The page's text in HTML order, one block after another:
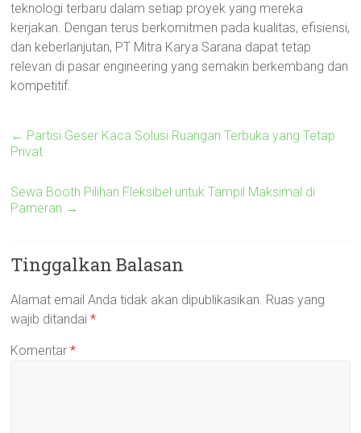
teknologi terbaru dalam setiap proyek yang mereka
kerjakan. Dengan terus berkomitmen pada kualitas, efisiensi,
dan keberlanjutan, PT Mitra Karya Sarana dapat tetap
relevan di pasar engineering yang semakin berkembang dan
kompetitif.
← Partisi Geser Kaca Solusi Ruangan Terbuka yang Tetap
Privat
Sewa Booth Pilihan Fleksibel untuk Tampil Maksimal di
Pameran →
Tinggalkan Balasan
Alamat email Anda tidak akan dipublikasikan. Ruas yang
wajib ditandai*
Komentar*